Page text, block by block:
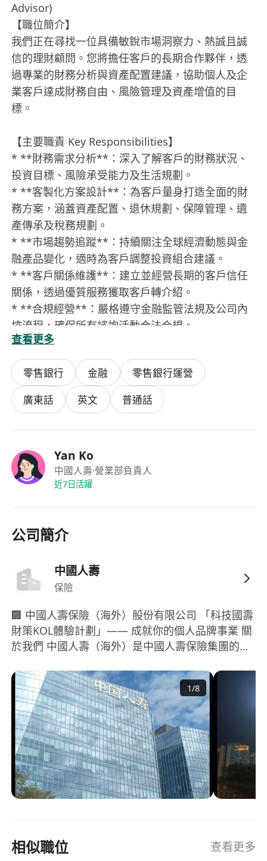
Advisor)
【職位簡介】
我們正在尋找一位具備敏銳市場洞察力、熱誠且誠
信的理財顧問。您將擔任客戶的長期合作夥伴，透
過專業的財務分析與資產配置建議，協助個人及企
業客戶達成財務自由、風險管理及資產增值的目
標。
【主要職責 Key Responsibilities】
* **財務需求分析**：深入了解客戶的財務狀況、
投資目標、風險承受能力及生活規劃。
* **客製化方案設計**：為客戶量身打造全面的財
務方案，涵蓋資產配置、退休規劃、保障管理、遺
產傳承及稅務規劃。
* **市場趨勢追蹤**：持續關注全球經濟動態與金
融產品變化，適時為客戶調整投資組合建議。
* **客戶關係維護**：建立並經營長期的客戶信任
關係，透過優質服務獲取客戶轉介紹。
* **合規經營**：嚴格遵守金融監管法規及公司內
控流程，確保所有諮詢活動合法合規。
### 【任職要求 Requirements】
* **學歷背景**：中五或以上，會考五科合格（包
括數學）
* **工作經驗**：具備 1 年以上金融業、保險、銀
行或業務銷售相關經驗者優先（歡迎具備潛力的應
屆畢業生應徵培訓職位）。
* 具備出色的溝通、談判及簡報能力。
* 對金融市場有濃厚興趣，具備基礎的財報分析與
* **人格特質**：具備高度自律性、抗壓性，並以
客戶利益為優先，展現極高的職業道德水準。
### 【我們提供 We Offer】
* **具競爭力的待遇**：優渥的佣金制度、業績獎
* **專業培訓系統**：涵蓋金融產品知識、銷售技
巧、法律法規
* **清晰的晉升路徑**：透明的升遷管道，協助您
建立個人專業團隊或邁向資深專家。
* **彈性工作環境**：優於業界的自主時間管理空
間與多元的團隊活動。
[*******************]**，並註明「應徵理財顧
查看更多
零售銀行 金融
零售銀行運營
廣東話
英文 普通話
Yan Ko
中國人壽·營業部負責人
近7日活躍
公司簡介
中國人壽
保險
🏢 中國人壽保險（海外）股份有限公司 「科技國壽
財策KOL體驗計劃」—— 成就你的個人品牌事業 關
於我們 中國人壽（海外）是中國人壽保險集團的全
超過40年。我們提供多元化的儲蓄、保障、退休及
財富傳承方案，是香港極具實力的中資保險機構之
一。 計劃背景 為培育新一代財務策劃領袖，我們推
出 「科技國壽 財策KOL體驗計劃」，專門招募有志
於保險業發展的年輕人才，不限過往流量或經驗，
透過系統性培訓與品牌支持，助你從零開始建立個
人專業形象，成為具影響力的財策意見領袖
（KOL）。 目標對象 · 香港在讀大學生／應屆畢業
生 · IANG、高才通、優才計劃持有者 · 對財務策
訓練津貼 品牌背書 共享中國人壽（海外）超過40年
1/8
相似職位 查看更多